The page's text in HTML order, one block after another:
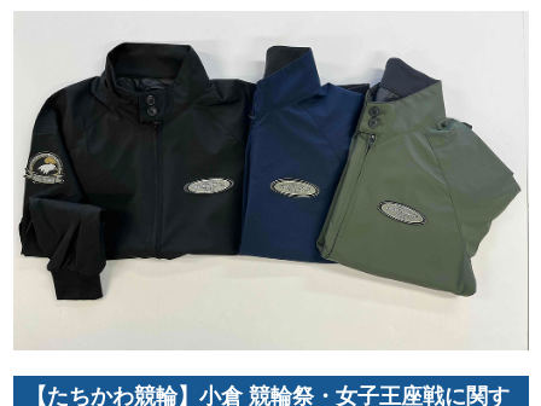
【たちかわ競輪】小倉 競輪祭・女子王座戦に関す